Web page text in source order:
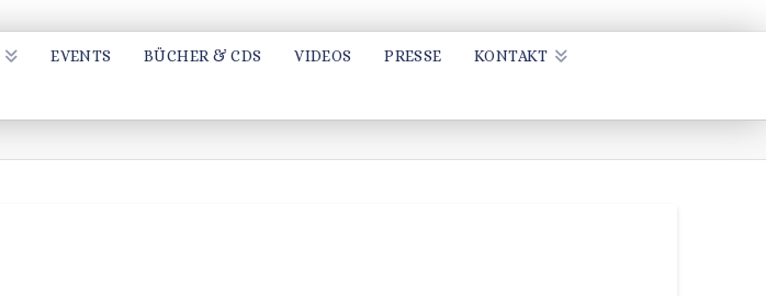
EVENTS BÜCHER & CDS VIDEOS PRESSE KONTAKT